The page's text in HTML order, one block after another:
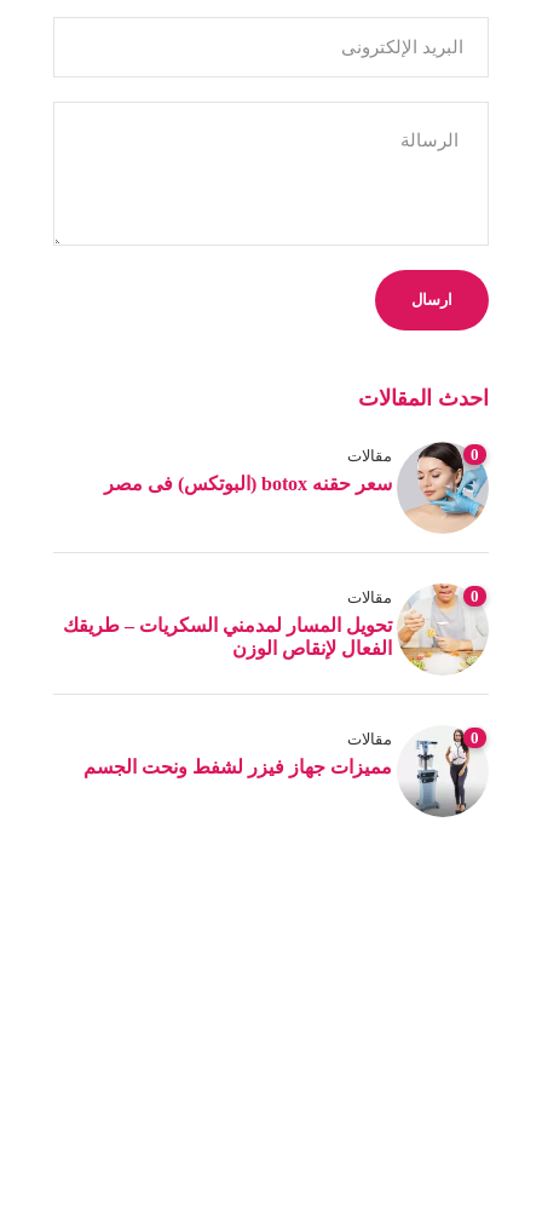
احدث المقالات
0 مقالات
سعر حقنه botox (البوتكس) فى مصر
0 مقالات
تحويل المسار لمدمني السكريات – طريقك
الفعال لإنقاص الوزن
0 مقالات
مميزات جهاز فيزر لشفط ونحت الجسم